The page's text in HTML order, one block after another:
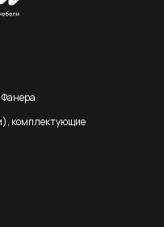
комплектующие